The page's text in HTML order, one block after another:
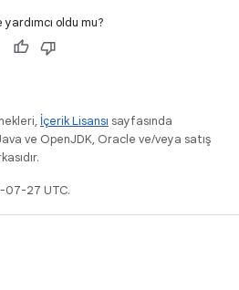
yardımcı oldu mu?
İçerik Lisansı sayfasında
ve OpenJDK, Oracle ve/veya satış
07-27 UTC.